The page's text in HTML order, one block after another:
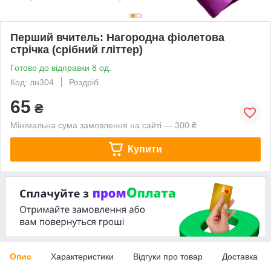
Перший вчитель: Нагородна фіолетова
стрічка (срібний гліттер)
Готово до відправки 8 од.
Код: лн304
Роздріб
65 ₴
Мінімальна сума замовлення на сайті — 300 ₴
Купити
Опис Характеристики Відгуки про товар Доставка